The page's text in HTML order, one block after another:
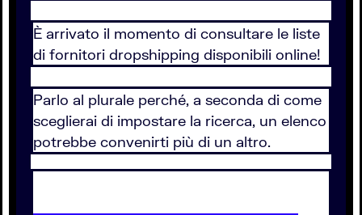
È arrivato il momento di consultare le liste
di fornitori dropshipping disponibili online!
Parlo al plurale perché, a seconda di come
sceglierai di impostare la ricerca, un elenco
potrebbe convenirti più di un altro.